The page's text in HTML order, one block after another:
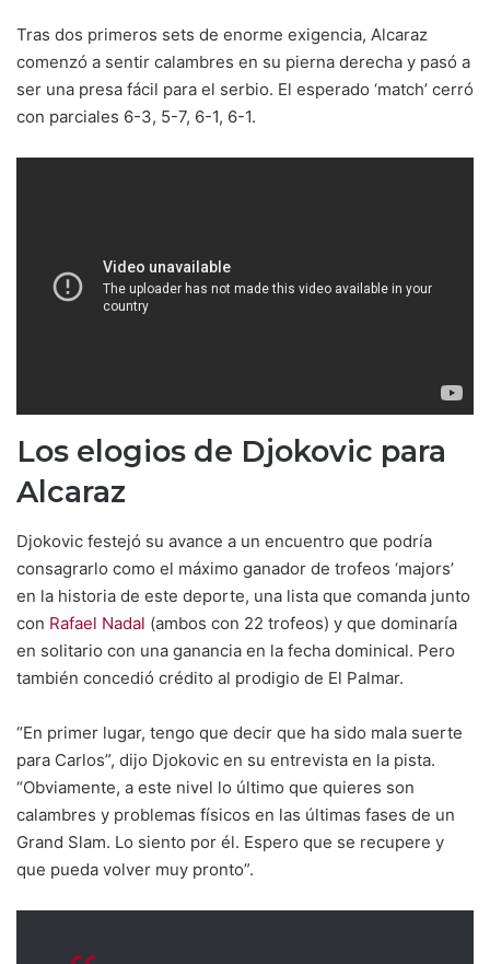
Tras dos primeros sets de enorme exigencia, Alcaraz
comenzó a sentir calambres en su pierna derecha y pasó a
ser una presa fácil para el serbio. El esperado ‘match’ cerró
con parciales 6-3, 5-7, 6-1, 6-1.
Los elogios de Djokovic para
Alcaraz
Djokovic festejó su avance a un encuentro que podría
consagrarlo como el máximo ganador de trofeos ‘majors’
en la historia de este deporte, una lista que comanda junto
con Rafael Nadal (ambos con 22 trofeos) y que dominaría
en solitario con una ganancia en la fecha dominical. Pero
también concedió crédito al prodigio de El Palmar.
“En primer lugar, tengo que decir que ha sido mala suerte
para Carlos”, dijo Djokovic en su entrevista en la pista.
“Obviamente, a este nivel lo último que quieres son
calambres y problemas físicos en las últimas fases de un
Grand Slam. Lo siento por él. Espero que se recupere y
que pueda volver muy pronto”.